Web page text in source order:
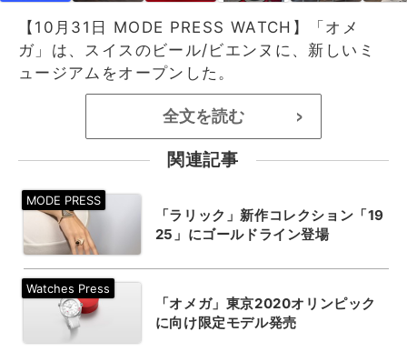
【10月31日 MODE PRESS WATCH】「オメ
ガ」は、スイスのビール/ビエンヌに、新しいミ
ュージアムをオープンした。
全文を読む >
関連記事
「ラリック」新作コレクション「19
25」にゴールドライン登場
「オメガ」東京2020オリンピック
に向け限定モデル発売